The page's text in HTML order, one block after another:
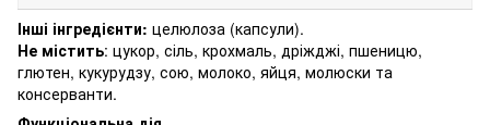
Інші інгредієнти: целюлоза (капсули).
Не містить: цукор, сіль, крохмаль, дріжджі, пшеницю,
глютен, кукурудзу, сою, молоко, яйця, молюски та
консерванти.